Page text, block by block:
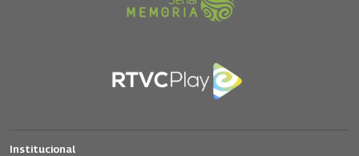
Institucional